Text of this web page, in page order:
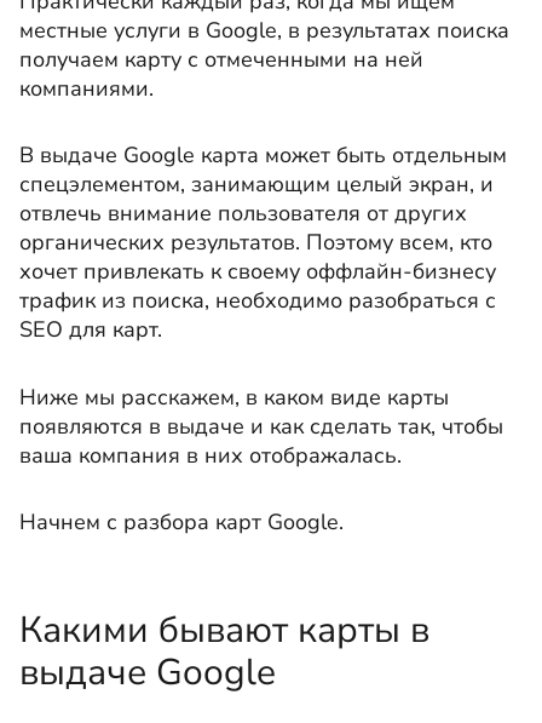
местные услуги в Google, в результатах поиска
получаем карту с отмеченными на ней
компаниями.
В выдаче Google карта может быть отдельным
спецэлементом, занимающим целый экран, и
отвлечь внимание пользователя от других
органических результатов. Поэтому всем, кто
хочет привлекать к своему оффлайн-бизнесу
трафик из поиска, необходимо разобраться с
SEO для карт.
Ниже мы расскажем, в каком виде карты
появляются в выдаче и как сделать так, чтобы
ваша компания в них отображалась.
Начнем с разбора карт Google.
Какими бывают карты в
выдаче Google